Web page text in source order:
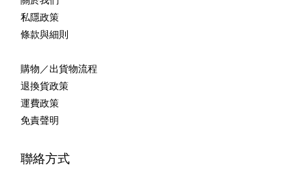
私隱政策
條款與細則
購物／出貨物流程
退換貨政策
運費政策
免責聲明
聯絡方式